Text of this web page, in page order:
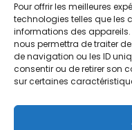
Pour offrir les meilleures
technologies telles que les
informations des
nous permettra de traiter
de navigation ou les ID
consentir ou de retirer son
sur certaines